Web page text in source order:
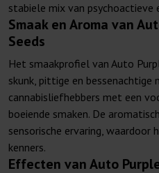
stabiele mix van
Smaak en Aroma van
Seeds
Het smaakprofiel van Auto
skunk, pittige en
cannabisliefhebbers met een
boeiende smaken. De
sensorische ervaring, waardoor
kenners.
Effecten van Auto